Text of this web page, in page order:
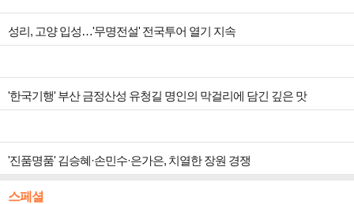
성리, 고양 입성…'무명전설' 전국투어 열기 지속
'한국기행' 부산 금정산성 유청길 명인의 막걸리에 담긴 깊은 맛
'진품명품' 김승혜·손민수·은가은, 치열한 장원 경쟁
스페셜